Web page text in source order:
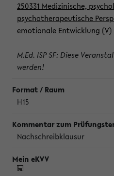
250331 Medizinische,
psychotherapeutische
emotionale Entwicklung (V)
M.Ed. ISP SF: Diese
werden!
H15
Nachschreibklausur